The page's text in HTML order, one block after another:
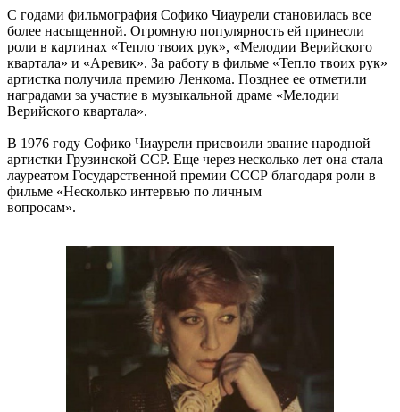
С годами фильмография Софико Чиаурели становилась все
более насыщенной. Огромную популярность ей принесли
роли в картинах «Тепло твоих рук», «Мелодии Верийского
квартала» и «Аревик». За работу в фильме «Тепло твоих рук»
артистка получила премию Ленкома. Позднее ее отметили
наградами за участие в музыкальной драме «Мелодии
Верийского квартала».
В 1976 году Софико Чиаурели присвоили звание народной
артистки Грузинской ССР. Еще через несколько лет она стала
лауреатом Государственной премии СССР благодаря роли в
фильме «Несколько интервью по личным
вопросам».